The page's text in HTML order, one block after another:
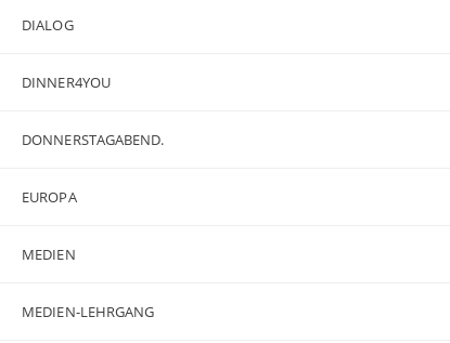
DIALOG
DINNER4YOU
DONNERSTAGABEND.
EUROPA
MEDIEN
MEDIEN-LEHRGANG